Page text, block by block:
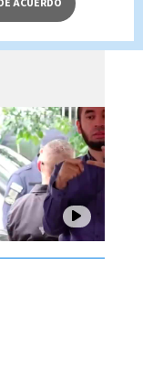
ACUERDO